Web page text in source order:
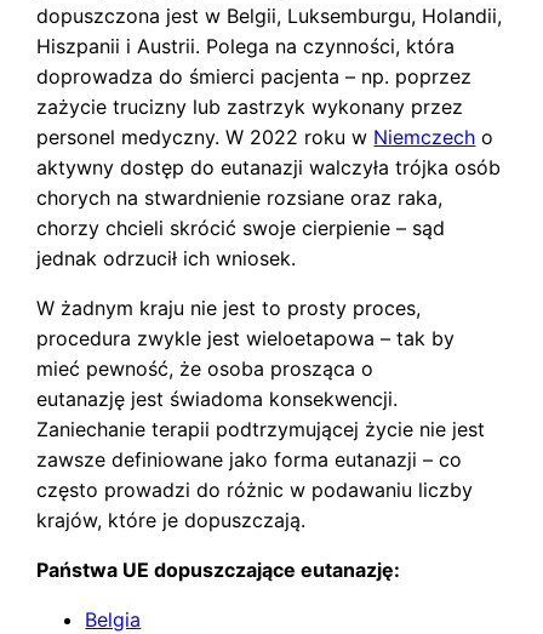
dopuszczona jest w Belgii, Luksemburgu, Holandii,
Hiszpanii i Austrii. Polega na czynności, która
doprowadza do śmierci pacjenta – np. poprzez
zażycie trucizny lub zastrzyk wykonany przez
personel medyczny. W 2022 roku w Niemczech o
aktywny dostęp do eutanazji walczyła trójka osób
chorych na stwardnienie rozsiane oraz raka,
chorzy chcieli skrócić swoje cierpienie – sąd
jednak odrzucił ich wniosek.
W żadnym kraju nie jest to prosty proces,
procedura zwykle jest wieloetapowa – tak by
mieć pewność, że osoba prosząca o
eutanazję jest świadoma konsekwencji.
Zaniechanie terapii podtrzymującej życie nie jest
zawsze definiowane jako forma eutanazji – co
często prowadzi do różnic w podawaniu liczby
krajów, które je dopuszczają.
Państwa UE dopuszczające eutanazję:
Belgia